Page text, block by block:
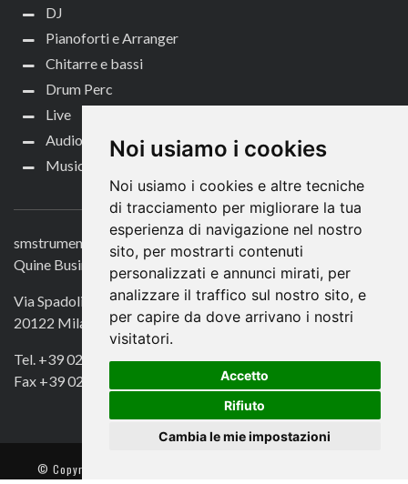
Noi usiamo i cookies
Noi usiamo i cookies e altre tecniche
di tracciamento per migliorare la tua
esperienza di navigazione nel nostro
sito, per mostrarti contenuti
personalizzati e annunci mirati, per
analizzare il traffico sul nostro sito, e
per capire da dove arrivano i nostri
visitatori.
Accetto
Rifiuto
Cambia le mie impostazioni
DJ
Pianoforti e Arranger
Chitarre e bassi
Drum Perc
Live
Audio per video
Music Life
CONTATTACI
smstrumentimusicali.it
Quine Business Publisher
Via Spadolini 7
20122 Milano
Tel. +39 02 49756990
Fax +39 02 72016740
© Copyright 2018. All Rights Reserved -